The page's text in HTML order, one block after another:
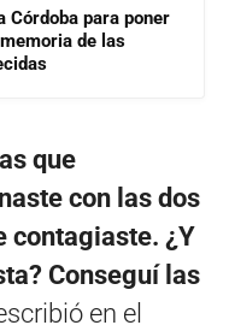
Córdoba para poner
de las
que
con las dos
contagiaste. ¿Y
Conseguí las
en el